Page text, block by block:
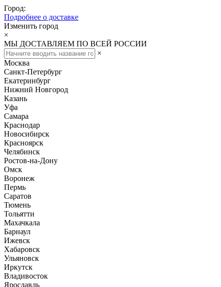
Город:
Подробнее о доставке
Изменить город
×
МЫ ДОСТАВЛЯЕМ ПО ВСЕЙ РОССИИ
×
Москва
Санкт-Петербург
Екатеринбург
Нижний Новгород
Казань
Уфа
Самара
Краснодар
Новосибирск
Красноярск
Челябинск
Ростов-на-Дону
Омск
Воронеж
Пермь
Саратов
Тюмень
Тольятти
Махачкала
Барнаул
Ижевск
Хабаровск
Ульяновск
Иркутск
Владивосток
Ярославль